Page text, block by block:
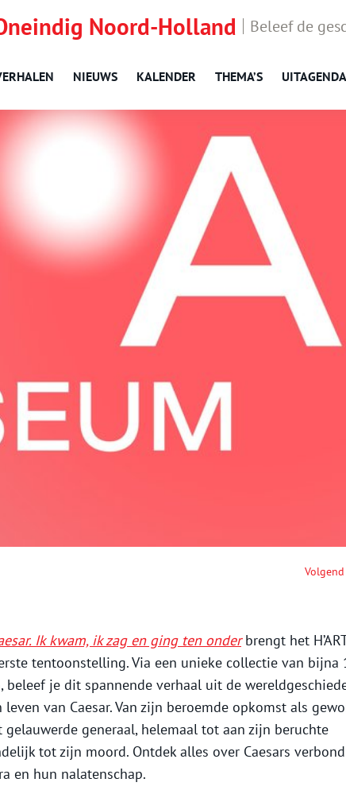
Noord-Holland Beleef de
NIEUWS KALENDER THEMA’S UITAGENDA
Ik kwam, ik zag en ging ten onderbrengt het
tentoonstelling. Via een unieke collectie van bijna
beleef je dit spannende verhaal uit de
van Caesar. Van zijn beroemde opkomst als
gelauwerde generaal, helemaal tot aan zijn beruchte
tot zijn moord. Ontdek alles over Caesars
en hun nalatenschap.